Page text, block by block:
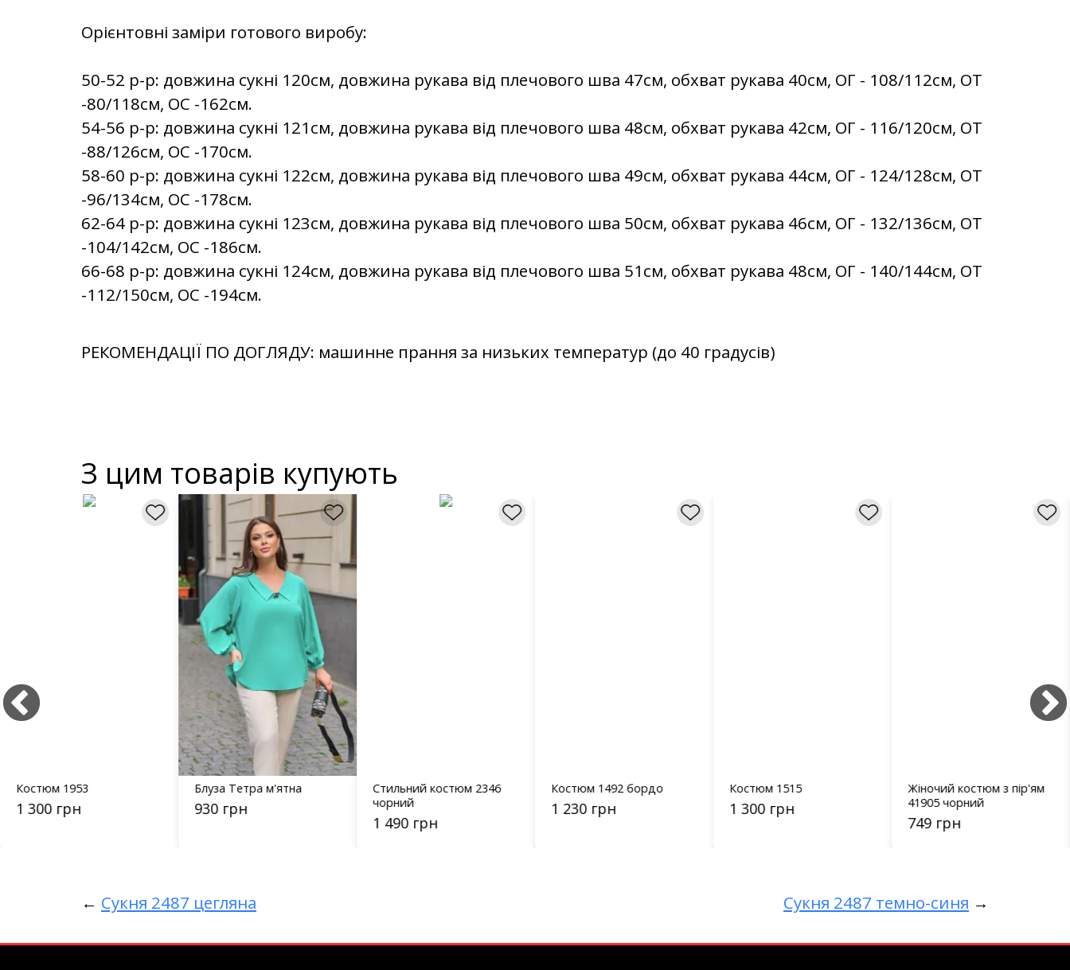
Орієнтовні заміри готового виробу:
50-52 р-р: довжина сукні 120см, довжина рукава від плечового шва 47см, обхват рукава 40см, ОГ - 108/112см, ОТ
-80/118см, OC -162см.
54-56 р-р: довжина сукні 121см, довжина рукава від плечового шва 48см, обхват рукава 42см, ОГ - 116/120см, ОТ
-88/126см, OC -170см.
58-60 р-р: довжина сукні 122см, довжина рукава від плечового шва 49см, обхват рукава 44см, ОГ - 124/128см, ОТ
-96/134см, OC -178см.
62-64 р-р: довжина сукні 123см, довжина рукава від плечового шва 50см, обхват рукава 46см, ОГ - 132/136см, ОТ
-104/142см, OC -186см.
66-68 р-р: довжина сукні 124см, довжина рукава від плечового шва 51см, обхват рукава 48см, ОГ - 140/144см, ОТ
-112/150см, OC -194см.
РЕКОМЕНДАЦІЇ ПО ДОГЛЯДУ: машинне прання за низьких температур (до 40 градусів)
З цим товарів купують
Костюм 1953
1 300 грн
Блуза Тетра м'ятна
930 грн
Стильний костюм 2346
чорний
1 490 грн
Костюм 1492 бордо
1 230 грн
Костюм 1515
1 300 грн
Жіночий костюм з пір'ям
41905 чорний
749 грн
← Сукня 2487 цегляна Сукня 2487 темно-синя →